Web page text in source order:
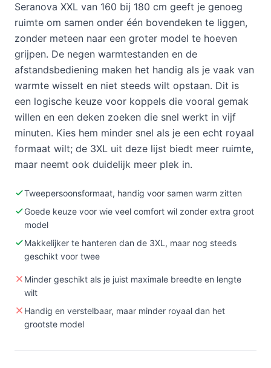
Seranova XXL van 160 bij 180 cm geeft je genoeg
ruimte om samen onder één bovendeken te liggen,
zonder meteen naar een groter model te hoeven
grijpen. De negen warmtestanden en de
afstandsbediening maken het handig als je vaak van
warmte wisselt en niet steeds wilt opstaan. Dit is
een logische keuze voor koppels die vooral gemak
willen en een deken zoeken die snel werkt in vijf
minuten. Kies hem minder snel als je een echt royaal
formaat wilt; de 3XL uit deze lijst biedt meer ruimte,
maar neemt ook duidelijk meer plek in.
Tweepersoonsformaat, handig voor samen warm zitten
Goede keuze voor wie veel comfort wil zonder extra groot
model
Makkelijker te hanteren dan de 3XL, maar nog steeds
geschikt voor twee
Minder geschikt als je juist maximale breedte en lengte
wilt
Handig en verstelbaar, maar minder royaal dan het
grootste model